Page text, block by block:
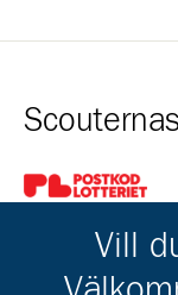
Gå till pl_50
Vill